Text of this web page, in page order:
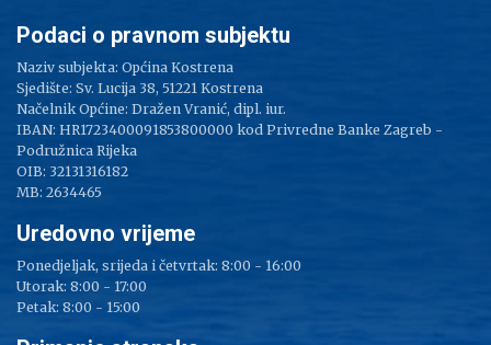
Podaci o pravnom subjektu
Naziv subjekta: Općina Kostrena
Sjedište: Sv. Lucija 38, 51221 Kostrena
Načelnik Općine: Dražen Vranić, dipl. iur.
IBAN: HR1723400091853800000 kod Privredne Banke Zagreb -
Podružnica Rijeka
OIB: 32131316182
MB: 2634465
Uredovno vrijeme
Ponedjeljak, srijeda i četvrtak: 8:00 - 16:00
Utorak: 8:00 - 17:00
Petak: 8:00 - 15:00